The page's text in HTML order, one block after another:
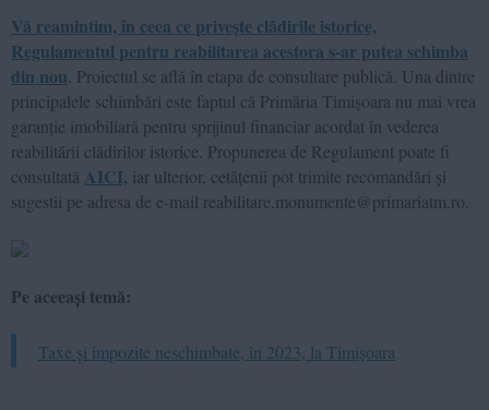
Vă reamintim, în ceea ce privește clădirile istorice,
Regulamentul pentru reabilitarea acestora s-ar putea schimba
din nou . Proiectul se află în etapa de consultare publică. Una dintre
principalele schimbări este faptul că Primăria Timișoara nu mai vrea
garanție imobiliară pentru sprijinul financiar acordat în vederea
reabilitării clădirilor istorice. Propunerea de Regulament poate fi
consultată AICI, iar ulterior, cetățenii pot trimite recomandări și
sugestii pe adresa de e-mail reabilitare.monumente@primariatm.ro.
Pe aceeași temă:
Taxe și impozite neschimbate, în 2023, la Timișoara